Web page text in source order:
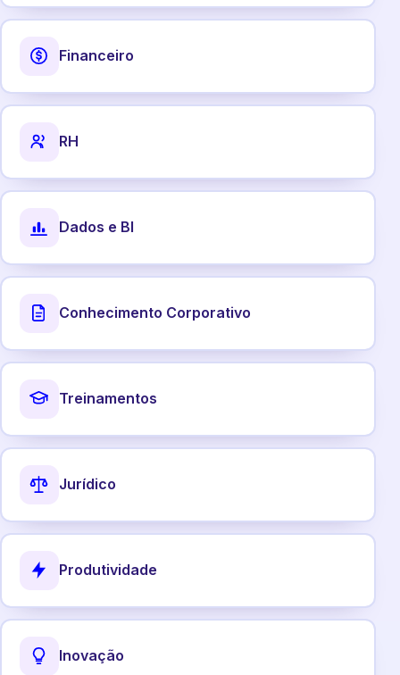
Financeiro
RH
Dados e BI
Conhecimento Corporativo
Treinamentos
Jurídico
Produtividade
Inovação